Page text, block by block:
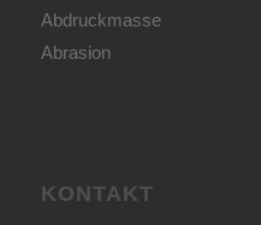
Abdruckmasse
Abrasion
KONTAKT